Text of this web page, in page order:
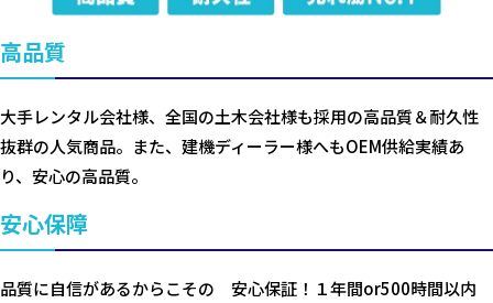
高品質
大手レンタル会社様、全国の土木会社様も採用の高品質＆耐久性
抜群の人気商品。また、建機ディーラー様へもOEM供給実績あ
り、安心の高品質。
安心保障
品質に自信があるからこその 安心保証！１年間or500時間以内